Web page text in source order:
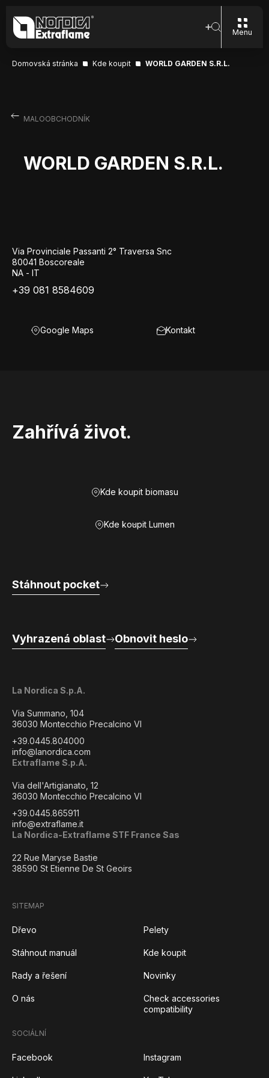
Menu
Domovská stránka Kde koupit WORLD GARDEN S.R.L.
MALOOBCHODNÍK
WORLD GARDEN S.R.L.
Via Provinciale Passanti 2° Traversa Snc
80041 Boscoreale
NA - IT
+39 081 8584609
Google Maps Kontakt
Zahřívá život.
Kde koupit biomasu
Kde koupit Lumen
La Nordica S.p.A.
Via Summano, 104
36030 Montecchio Precalcino VI
+39.0445.804000
info@lanordica.com
Extraflame S.p.A.
Via dell'Artigianato, 12
36030 Montecchio Precalcino VI
+39.0445.865911
info@extraflame.it
La Nordica-Extraflame STF France Sas
22 Rue Maryse Bastie
38590 St Etienne De St Geoirs
Stáhnout pocket
Vyhrazená oblast Obnovit heslo
SITEMAP
Dřevo Pelety
Stáhnout manuál Kde koupit
Rady a řešení Novinky
O nás
Check accessories
compatibility
SOCIÁLNÍ
Facebook Instagram